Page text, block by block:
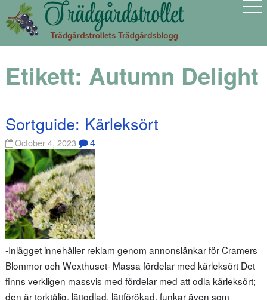
Etikett: Autumn Delight
Sortguide: Kärleksört
October 4, 2023 4
-Inlägget innehåller reklam genom annonslänkar för Cramers
Blommor och Wexthuset- Massa fördelar med kärleksört Det
finns verkligen massvis med fördelar med att odla kärleksört;
den är torktålig, lättodlad, lättförökad, funkar även som